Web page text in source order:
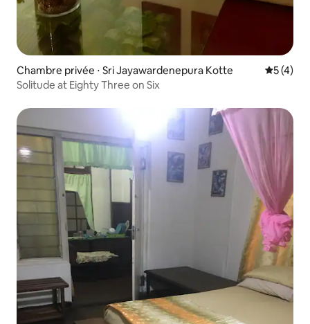
Chambre privée ⋅ Sri Jayawardenepura Kotte
5 (4)
Solitude at Eighty Three on Six